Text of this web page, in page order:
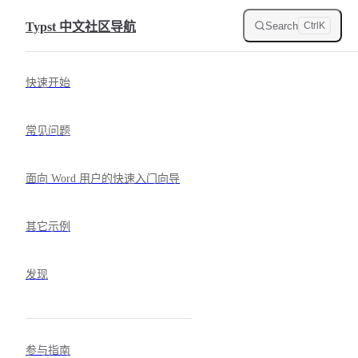
Skip to content
Typst 中文社区导航 Search Ctrl K
快速开始
常见问题
面向 Word 用户的快速入门向导
其它示例
发现
参与指南